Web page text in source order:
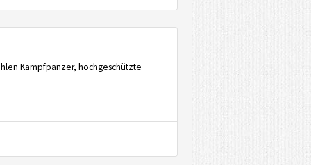
Kampfpanzer, hochgeschützte